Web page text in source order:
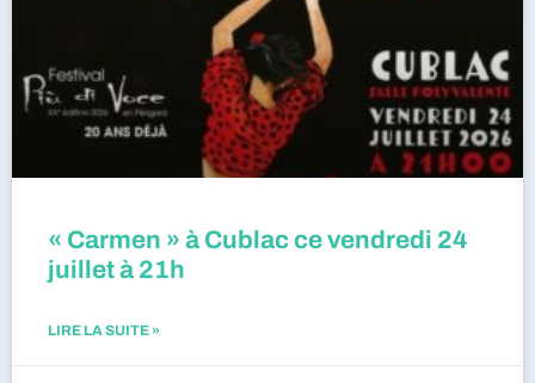
« Carmen » à Cublac ce vendredi 24
juillet à 21h
LIRE LA SUITE »